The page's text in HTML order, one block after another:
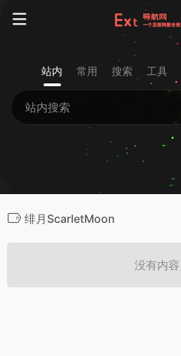
站内 常用 搜索 工具
绯月ScarletMoon
没有内容